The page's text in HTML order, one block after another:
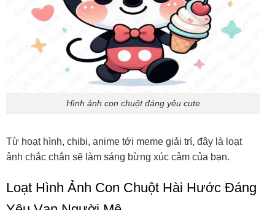
Hình ảnh con chuột đáng yêu cute
Từ hoạt hình, chibi, anime tới meme giải trí, đây là loạt
ảnh chắc chắn sẽ làm sáng bừng xúc cảm của bạn.
Loạt Hình Ảnh Con Chuột Hài Hước Đáng